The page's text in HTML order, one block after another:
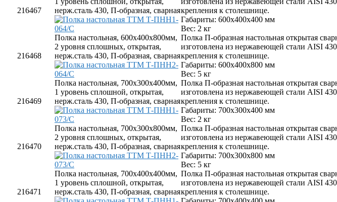
Гладильное оборудование
Воздухоочистительные установки
Профессиональные моющие средства
Фильтры для воды
216467
нерж.сталь 430, П-образная, сварнаякрепления к столешнице.
Габариты: 600х400х400 мм
Вес: 2 кг
216468
Полка настольная, 600х400х800мм,
2 уровня сплошных, открытая,
нерж.сталь 430, П-образная, сварная
Полка П-образная настольная открытая
изготовлена из нержавеющей стали AISI
крепления к столешнице.
Габариты: 600х400х800 мм
Вес: 5 кг
216469
Полка настольная, 700х300х400мм,
1 уровень сплошной, открытая,
нерж.сталь 430, П-образная, сварная
Полка П-образная настольная открытая
изготовлена из нержавеющей стали AISI
крепления к столешнице.
Габариты: 700х300х400 мм
Вес: 2 кг
216470
Полка настольная, 700х300х800мм,
2 уровня сплошных, открытая,
нерж.сталь 430, П-образная, сварная
Полка П-образная настольная открытая
изготовлена из нержавеющей стали AISI
крепления к столешнице.
Габариты: 700х300х800 мм
Вес: 5 кг
216471
Полка настольная, 700х400х400мм,
1 уровень сплошной, открытая,
нерж.сталь 430, П-образная, сварная
Полка П-образная настольная открытая
изготовлена из нержавеющей стали AISI
крепления к столешнице.